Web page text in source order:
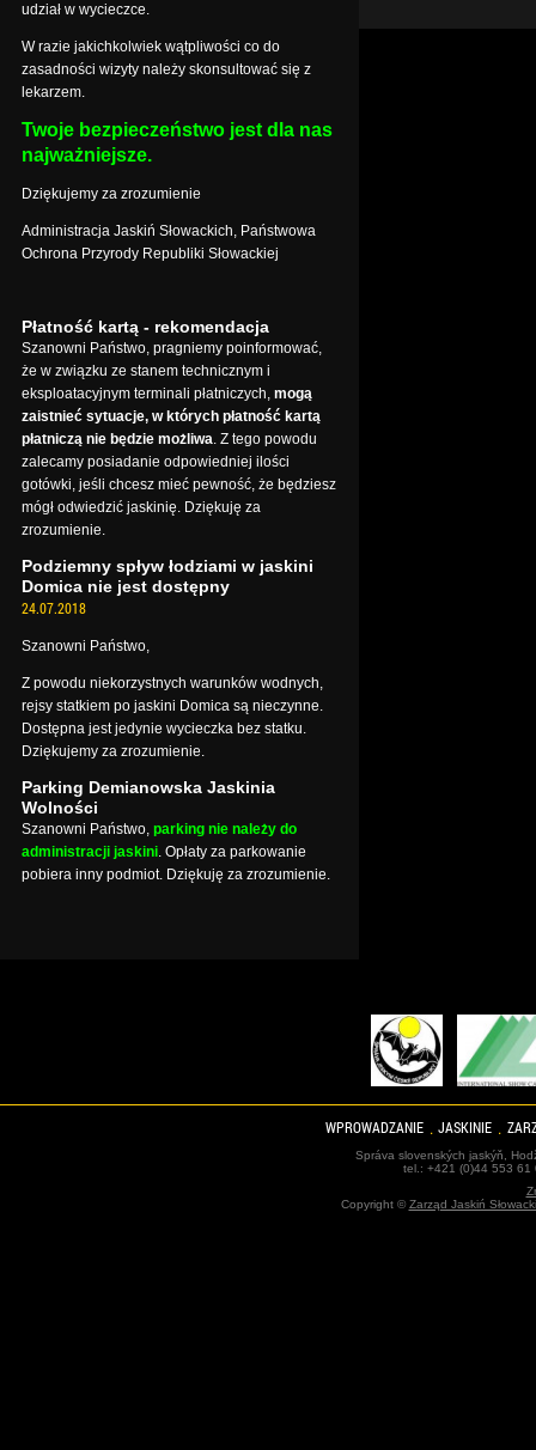
udział w wycieczce.
W razie jakichkolwiek wątpliwości co do
zasadności wizyty należy skonsultować się z
lekarzem.
Twoje bezpieczeństwo jest dla nas
najważniejsze.
Dziękujemy za zrozumienie
Administracja Jaskiń Słowackich, Państwowa
Ochrona Przyrody Republiki Słowackiej
Płatność kartą - rekomendacja
Szanowni Państwo, pragniemy poinformować,
że w związku ze stanem technicznym i
eksploatacyjnym terminali płatniczych, mogą
zaistnieć sytuacje, w których płatność kartą
płatniczą nie będzie możliwa. Z tego powodu
zalecamy posiadanie odpowiedniej ilości
gotówki, jeśli chcesz mieć pewność, że będziesz
mógł odwiedzić jaskinię. Dziękuję za
zrozumienie.
Podziemny spływ łodziami w jaskini
Domica nie jest dostępny
24.07.2018
Szanowni Państwo,
Z powodu niekorzystnych warunków wodnych,
rejsy statkiem po jaskini Domica są nieczynne.
Dostępna jest jedynie wycieczka bez statku.
Dziękujemy za zrozumienie.
Parking Demianowska Jaskinia
Wolności
Szanowni Państwo, parking nie należy do
administracji jaskini. Opłaty za parkowanie
pobiera inny podmiot. Dziękuję za zrozumienie.
WPROWADZANIE JASKINIE
Správa slovenských jaskýň,
tel.: +421 (0)44 553
Copyright ©Zarząd Jaskiń